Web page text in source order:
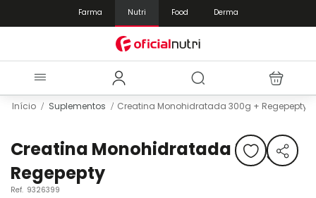
Farma Nutri Food Derma
Início Suplementos Creatina Monohidratada 300g + Regepepty
Creatina Monohidratada 300g +
Regepepty
Ref. 9326399
para
o
final
da
para
o
início
da